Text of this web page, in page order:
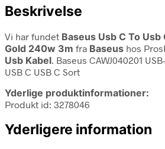
Beskrivelse
Vi har fundet Baseus Usb C To
Gold 240w 3m fra Baseus hos
Usb Kabel. Baseus CAWJ040201
USB C USB C Sort
Yderlige produktinformationer:
Produkt id: 3278046
Yderligere information